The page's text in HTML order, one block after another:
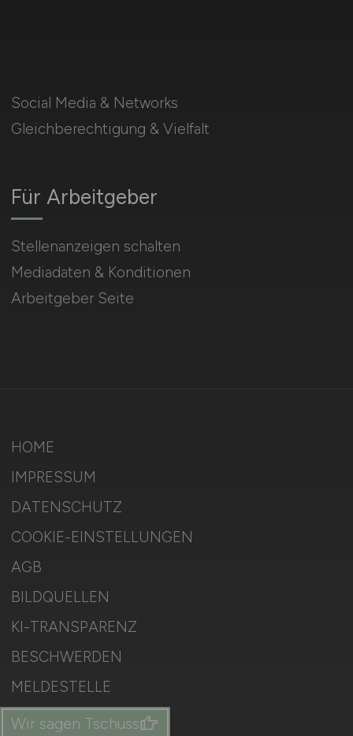
Social Media & Networks
Gleichberechtigung & Vielfalt
Für Arbeitgeber
Stellenanzeigen schalten
Mediadaten & Konditionen
Arbeitgeber Seite
HOME
IMPRESSUM
DATENSCHUTZ
COOKIE-EINSTELLUNGEN
AGB
BILDQUELLEN
KI-TRANSPARENZ
BESCHWERDEN
MELDESTELLE
SITEMAP
Wir sagen Tschüss